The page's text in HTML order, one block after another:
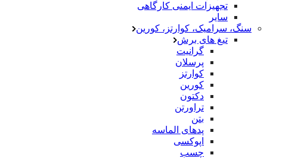
تجهیزات ایمنی کارگاهی
سایر
سنگ، سرامیک، کوارتز، کورین
تیغ های برش
گرانیت
پرسلان
کوارتز
کورین
دکتون
تراورتن
بتن
پدهای الماسه
اپوکسی
چسب